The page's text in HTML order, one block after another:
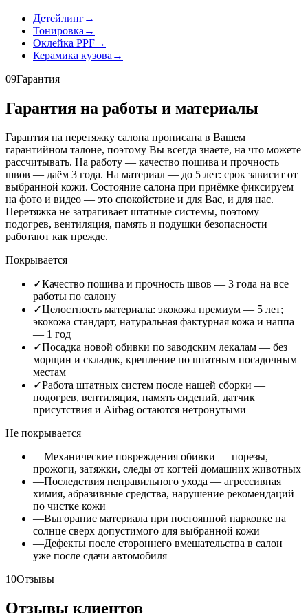
Детейлинг→
Тонировка →
Оклейка PPF→
Керамика кузова →
09Гарантия
Гарантия на работы и материалы
Гарантия на перетяжку салона прописана в Вашем
гарантийном талоне, поэтому Вы всегда знаете, на что можете
рассчитывать. На работу — качество пошива и прочность
швов — даём 3 года. На материал — до 5 лет: срок зависит от
выбранной кожи. Состояние салона при приёмке фиксируем
на фото и видео — это спокойствие и для Вас, и для нас.
Перетяжка не затрагивает штатные системы, поэтому
подогрев, вентиляция, память и подушки безопасности
работают как прежде.
Покрывается
✓Качество пошива и прочность швов — 3 года на все
работы по салону
✓Целостность материала: экокожа премиум — 5 лет;
экокожа стандарт, натуральная фактурная кожа и наппа
— 1 год
✓Посадка новой обивки по заводским лекалам — без
морщин и складок, крепление по штатным посадочным
местам
✓Работа штатных систем после нашей сборки —
подогрев, вентиляция, память сидений, датчик
присутствия и Airbag остаются нетронутыми
Не покрывается
—Механические повреждения обивки — порезы,
прожоги, затяжки, следы от когтей домашних животных
—Последствия неправильного ухода — агрессивная
химия, абразивные средства, нарушение рекомендаций
по чистке кожи
—Выгорание материала при постоянной парковке на
солнце сверх допустимого для выбранной кожи
—Дефекты после стороннего вмешательства в салон
уже после сдачи автомобиля
10Отзывы
Отзывы клиентов